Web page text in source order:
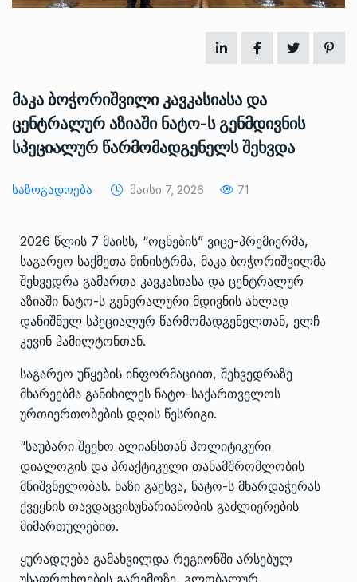
მაკა ბოჭორიშვილი კავკასიასა და
ცენტრალურ აზიაში ნატო-ს გენმდივნის
სპეციალურ წარმომადგენელს შეხვდა
Საზოგადოება Მაისი 7, 2026 71
2026 წლის 7 მაისს, “ოცნების” ვიცე-პრემიერმა,
საგარეო საქმეთა მინისტრმა, მაკა ბოჭორიშვილმა
შეხვედრა გამართა კავკასიასა და ცენტრალურ
აზიაში ნატო-ს გენერალური მდივნის ახლად
დანიშნულ სპეციალურ წარმომადგენელთან, ელჩ
კევინ ჰამილტონთან.
საგარეო უწყების ინფორმაციით, შეხვედრაზე
მხარეებმა განიხილეს ნატო-საქართველოს
ურთიერთობების დღის წესრიგი.
“საუბარი შეეხო ალიანსთან პოლიტიკური
დიალოგის და პრაქტიკული თანამშრომლობის
მნიშვნელობას. ხაზი გაესვა, ნატო-ს მხარდაჭერას
ქვეყნის თავდაცვისუნარიანობის გაძლიერების
მიმართულებით.
ყურადღება გამახვილდა რეგიონში არსებულ
უსაფრთხოების გარემოზე, გლობალურ